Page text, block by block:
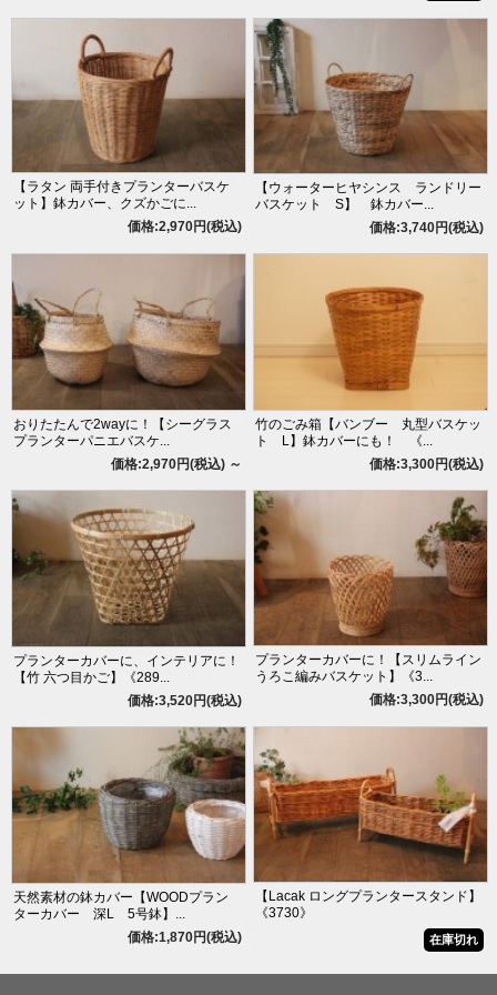
【ラタン 両手付きプランターバスケ
ット】鉢カバー、クズかごに...
価格:2,970円(税込)
【ウォーターヒヤシンス ランドリー
バスケット S】 鉢カバー...
価格:3,740円(税込)
おりたたんで2wayに！【シーグラス
プランターパニエバスケ...
価格:2,970円(税込) ～
竹のごみ箱【バンブー 丸型バスケッ
ト L】鉢カバーにも！ 《...
価格:3,300円(税込)
プランターカバーに、インテリアに！
【竹 六つ目かご】《289...
価格:3,520円(税込)
プランターカバーに！【スリムライン
うろこ編みバスケット】《3...
価格:3,300円(税込)
天然素材の鉢カバー【WOODプラン
ターカバー 深L 5号鉢】...
価格:1,870円(税込)
【Lacak ロングプランタースタンド】
《3730》
在庫切れ